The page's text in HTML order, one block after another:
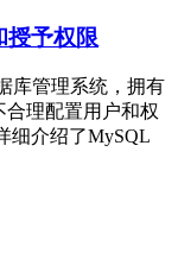
授予权限
库管理系统，拥有
合理配置用户和权
细介绍了MySQL